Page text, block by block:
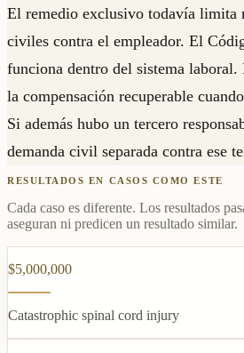
El remedio exclusivo todavía limita
civiles contra el empleador. El
funciona dentro del sistema laboral.
la compensación recuperable
Si además hubo un tercero
demanda civil separada contra ese
RESULTADOS EN CASOS COMO ESTE
Cada caso es diferente. Los resultados
aseguran ni predicen un resultado similar.
$5,000,000
Catastrophic spinal cord injury